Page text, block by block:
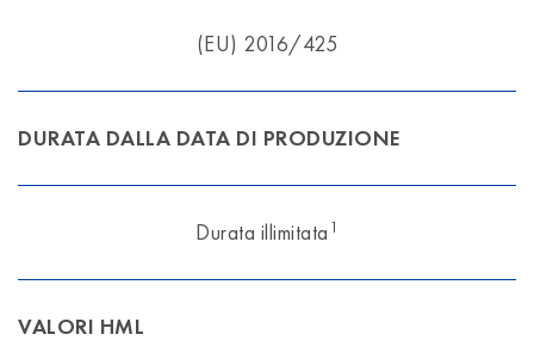
(EU) 2016/425
DURATA DALLA DATA DI PRODUZIONE
Durata illimitata 1
VALORI HML